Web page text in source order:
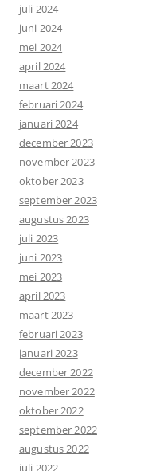
juli 2024
juni 2024
mei 2024
april 2024
maart 2024
februari 2024
januari 2024
december 2023
november 2023
oktober 2023
september 2023
augustus 2023
juli 2023
juni 2023
mei 2023
april 2023
maart 2023
februari 2023
januari 2023
december 2022
november 2022
oktober 2022
september 2022
augustus 2022
juli 2022